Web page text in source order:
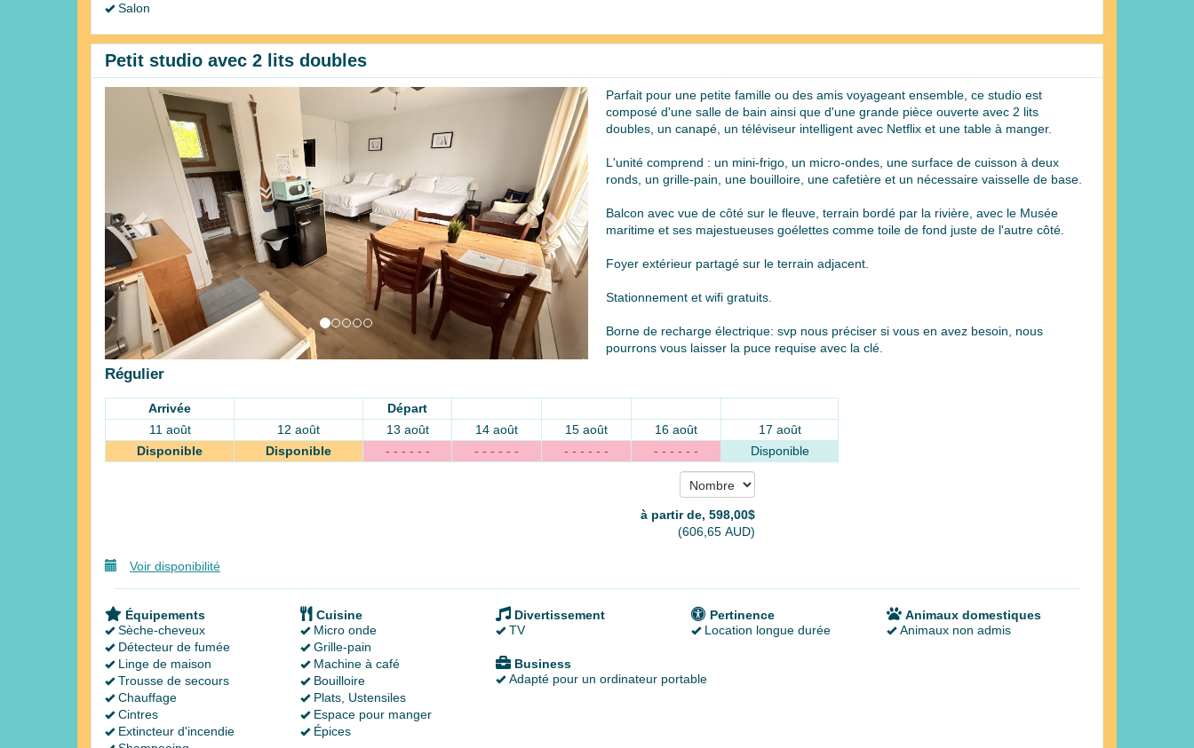
Salon
Petit studio avec 2 lits doubles
Previous
Next
Parfait pour une petite famille ou des amis voyageant ensemble, ce studio est
composé d'une salle de bain ainsi que d'une grande pièce ouverte avec 2 lits
doubles, un canapé, un téléviseur intelligent avec Netflix et une table à manger.
L'unité comprend : un mini-frigo, un micro-ondes, une surface de cuisson à deux
ronds, un grille-pain, une bouilloire, une cafetière et un nécessaire vaisselle de base.
Balcon avec vue de côté sur le fleuve, terrain bordé par la rivière, avec le Musée
maritime et ses majestueuses goélettes comme toile de fond juste de l'autre côté.
Foyer extérieur partagé sur le terrain adjacent.
Stationnement et wifi gratuits.
Borne de recharge électrique: svp nous préciser si vous en avez besoin, nous
pourrons vous laisser la puce requise avec la clé.
Régulier
Arrivée
Départ
11 août
12 août 13 août 14 août 15 août 16 août
17 août
Disponible
Disponible - - - - - - - - - - - - - - - - - - - - - - - - Disponible
à partir de‚ 598,00$
(606 ,65 AUD)
Voir disponibilité
Équipements
Sèche-cheveux
Détecteur de fumée
Linge de maison
Trousse de secours
Chauffage
Cintres
Extincteur d'incendie
Cuisine
Micro onde
Grille-pain
Machine à café
Bouilloire
Plats, Ustensiles
Espace pour manger
Épices
Divertissement
TV
Pertinence
Location longue durée
Business
Adapté pour un ordinateur portable
Animaux domestiques
Animaux non admis